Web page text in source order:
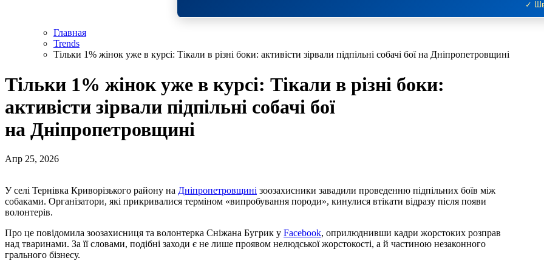
✓
Главная
Trends
Тільки 1% жінок уже в курсі: Тікали в різні боки: активісти зірвали підпільні собачі бої на Дніпропетровщині
Тільки 1% жінок уже в курсі: Тікали в різні боки:
активісти зірвали підпільні собачі бої
на Дніпропетровщині
Апр 25, 2026
У селі Тернівка Криворізького району на Дніпропетровщині зоозахисники завадили проведенню підпільних боїв між
собаками. Організатори, які прикривалися терміном «випробування породи», кинулися втікати відразу після появи
волонтерів.
Про це повідомила зоозахисниця та волонтерка Сніжана Бугрик у Facebook, оприлюднивши кадри жорстоких розправ
над тваринами. За її словами, подібні заходи є не лише проявом нелюдської жорстокості, а й частиною незаконного
грального бізнесу.